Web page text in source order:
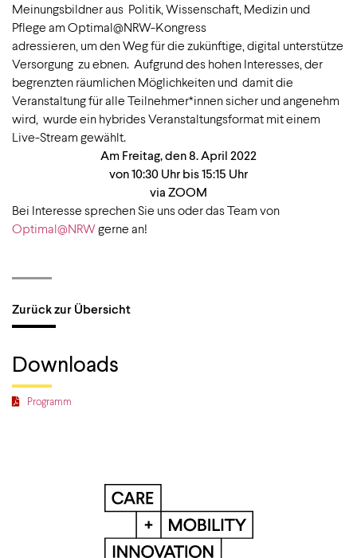
Downloads
Programm
Meinungsbildner aus Politik, Wissenschaft, Medizin und
Pflege am Optimal@NRW-Kongress
adressieren, um den Weg für die zukünftige, digital unterstütze
Versorgung zu ebnen. Aufgrund des hohen Interesses, der
begrenzten räumlichen Möglichkeiten und damit die
Veranstaltung für alle Teilnehmer*innen sicher und angenehm
wird, wurde ein hybrides Veranstaltungsformat mit einem
Live-Stream gewählt.
Am Freitag, den 8. April 2022
von 10:30 Uhr bis 15:15 Uhr
via ZOOM
Bei Interesse sprechen Sie uns oder das Team von
Optimal@NRWgerne an!
Zurück zur Übersicht